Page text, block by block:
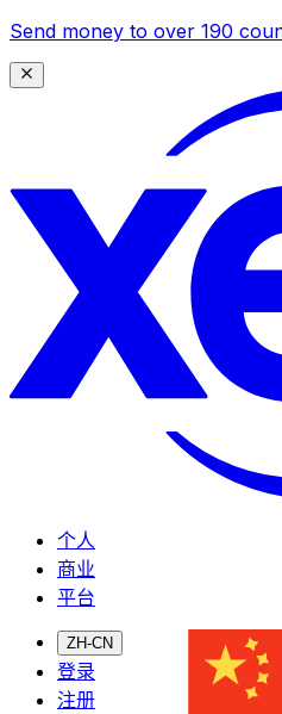
Send money to over 190
个人
商业
平台
ZH-CN
登录
注册